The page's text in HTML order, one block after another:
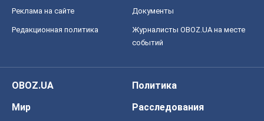
Реклама на сайте Документы
Редакционная политика
Журналисты OBOZ.UA на месте
событий
OBOZ.UA
Политика
Мир
Расследования